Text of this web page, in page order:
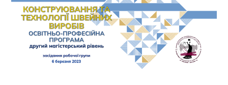
СТЕЙКХОЛДЕРАМИ